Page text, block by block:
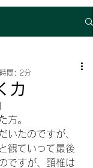
力
間: 2分
方。
いたのですが、
観ていって最後
ですが、頸椎は